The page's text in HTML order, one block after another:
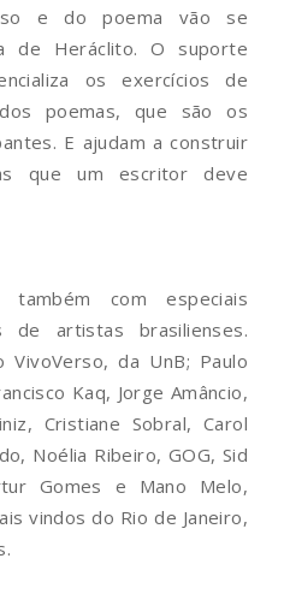
e do poema vão se
de Heráclito. O suporte
os exercícios de
poemas, que são os
E ajudam a construir
que um escritor deve
com especiais
de artistas brasilienses.
da UnB; Paulo
Kaq, Jorge Amâncio,
Cristiane Sobral, Carol
Noélia Ribeiro, GOG, Sid
Gomes e Mano Melo,
vindos do Rio de Janeiro,